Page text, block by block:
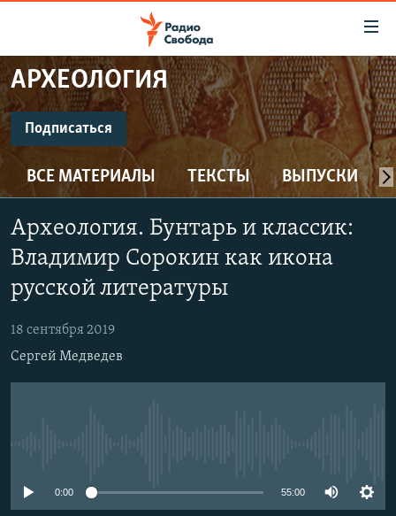
упрощенного
доступа
Вернуться
основному
содержанию
Вернутся
главной
навигации
поиску
ПРОГРАММЫ
ПОДКАСТЫ
АВТОРСКИЕ ПРОЕКТЫ
ЦИТАТЫ СВОБОДЫ
МНЕНИЯ
КУЛЬТУРА
IDEL.РЕАЛИИ
СЕВЕР.РЕАЛИИ
СИБИРЬ.РЕАЛИИ
СОЦИАЛЬНЫЕ СЕТИ
АРХЕОЛОГИЯ
Подписаться
ПОДПИСАТЬСЯ
Подписаться
ВСЕ МАТЕРИАЛЫ ТЕКСТЫ ВЫПУСКИ
Археология. Бунтарь и классик:
Владимир Сорокин как икона
русской литературы
18 сентября 2019
Сергей Медведев
0:00 55:00